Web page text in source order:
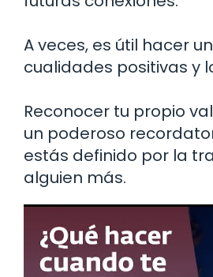
A veces, es útil hacer
cualidades positivas y
Reconocer tu propio
un poderoso
estás definido por la
alguien más.